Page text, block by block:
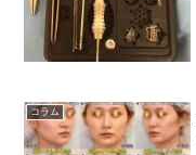
コラム